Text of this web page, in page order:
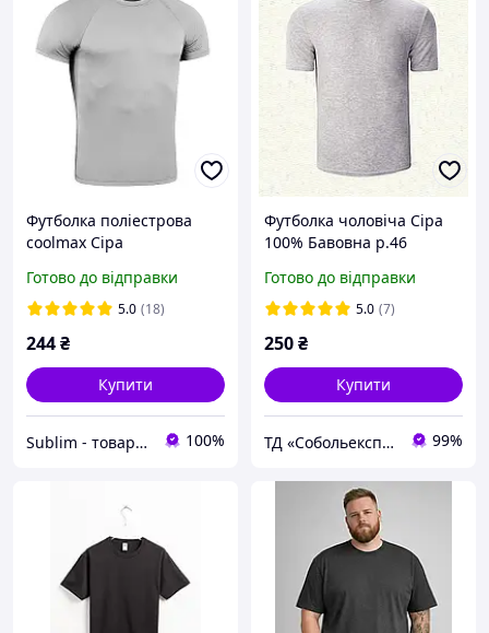
Футболка поліестрова
coolmax Cіра
Готово до відправки
5.0 (18)
244₴
Купити
Sublim - товари для брендингу, реклами та сувенірів 100%
Футболка чоловіча Сіра
100% Бавовна р.46
Готово до відправки
5.0 (7)
250₴
Купити
ТД «Собольекспрес» 99%